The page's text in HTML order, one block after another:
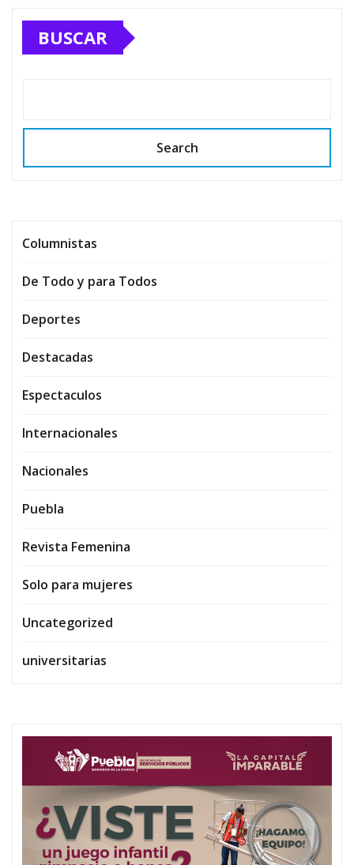
BUSCAR
Search
Columnistas
De Todo y para Todos
Deportes
Destacadas
Espectaculos
Internacionales
Nacionales
Puebla
Revista Femenina
Solo para mujeres
Uncategorized
universitarias